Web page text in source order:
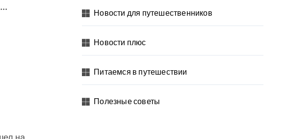
Новости для путешественников
Новости плюс
Питаемся в путешествии
Полезные советы